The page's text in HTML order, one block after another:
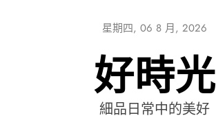
星期四, 06 8 月, 2026
好時光
細品日常中的美好